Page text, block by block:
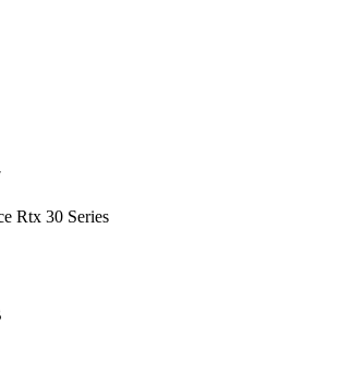
Rtx 30 Series